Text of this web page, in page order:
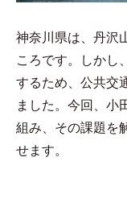
神奈川県は、丹沢
ころです。しかし
するため、公共交
ました。今回、小
組み、その課題を
せます。